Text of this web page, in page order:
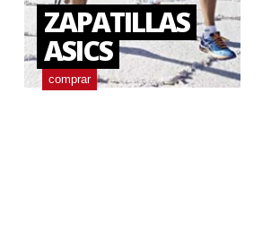
ZAPATILLAS
ASICS
comprar